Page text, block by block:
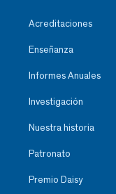
Acreditaciones
Enseñanza
Informes Anuales
Investigación
Nuestra historia
Patronato
Premio Daisy